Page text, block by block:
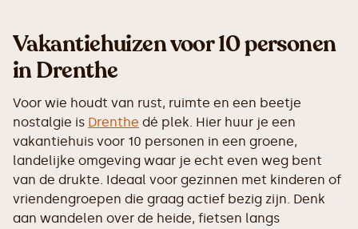
Vakantiehuizen voor 10 personen
in Drenthe
Voor wie houdt van rust, ruimte en een beetje
nostalgie is Drenthe dé plek. Hier huur je een
vakantiehuis voor 10 personen in een groene,
landelijke omgeving waar je echt even weg bent
van de drukte. Ideaal voor gezinnen met kinderen of
vriendengroepen die graag actief bezig zijn. Denk
aan wandelen over de heide, fietsen langs